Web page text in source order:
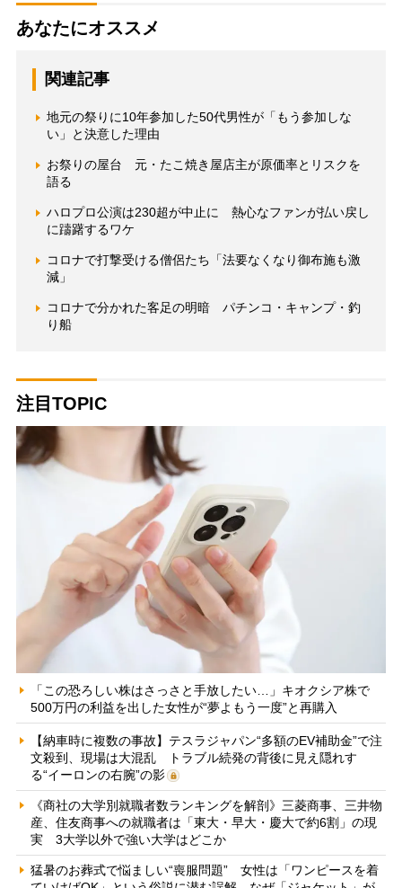
あなたにオススメ
関連記事
地元の祭りに10年参加した50代男性が「もう参加しな
い」と決意した理由
お祭りの屋台 元・たこ焼き屋店主が原価率とリスクを
語る
ハロプロ公演は230超が中止に 熱心なファンが払い戻し
に躊躇するワケ
コロナで打撃受ける僧侶たち「法要なくなり御布施も激
減」
コロナで分かれた客足の明暗 パチンコ・キャンプ・釣
り船
注目TOPIC
「この恐ろしい株はさっさと手放したい…」キオクシア株で
500万円の利益を出した女性が“夢よもう一度”と再購入
【納車時に複数の事故】テスラジャパン“多額のEV補助金”で注
文殺到、現場は大混乱 トラブル続発の背後に見え隠れす
る“イーロンの右腕”の影
《商社の大学別就職者数ランキングを解剖》三菱商事、三井物
産、住友商事への就職者は「東大・早大・慶大で約6割」の現
実 3大学以外で強い大学はどこか
猛暑のお葬式で悩ましい“喪服問題” 女性は「ワンピースを着